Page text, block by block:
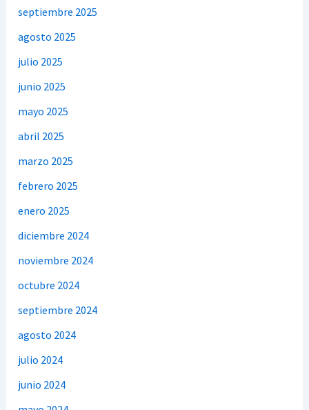
septiembre 2025
agosto 2025
julio 2025
junio 2025
mayo 2025
abril 2025
marzo 2025
febrero 2025
enero 2025
diciembre 2024
noviembre 2024
octubre 2024
septiembre 2024
agosto 2024
julio 2024
junio 2024